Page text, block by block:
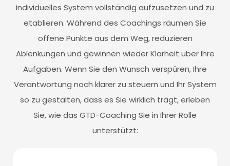
individuelles System vollständig aufzusetzen und zu
etablieren. Während des Coachings räumen Sie
offene Punkte aus dem Weg, reduzieren
Ablenkungen und gewinnen wieder Klarheit über Ihre
Aufgaben. Wenn Sie den Wunsch verspüren, Ihre
Verantwortung noch klarer zu steuern und Ihr System
so zu gestalten, dass es Sie wirklich trägt, erleben
Sie, wie das GTD-Coaching Sie in Ihrer Rolle
unterstützt: